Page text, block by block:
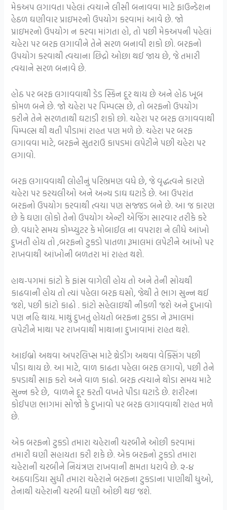
મેકઅપ લગાવતા પહેલાં ત્વચાને લીસી બનાવવા માટે ફાઉન્ડેશન
હેઠળ ઘણીવાર પ્રાઇમરનો ઉપયોગ કરવામાં આવે છે. જો
પ્રાઇમરનો ઉપયોગ ન કરવા માંગતા હો, તો પછી મેકઅપની પહેલાં
ચહેરા પર બરફ લગાવીને તેને સરળ બનાવી શકો છો. બરફનો
ઉપયોગ કરવાથી ત્વચાના છિદ્રો ઓછા થઈ જાય છે, જે તમારી
ત્વચાને સરળ બનાવે છે.
હોઠ પર બરફ લગાવવાથી ડેડ સ્કિન દૂર થાય છે અને હોઠ ખૂબ
કોમળ બને છે. જો ચહેરા પર પિમ્પલ્સ છે, તો બરફનો ઉપયોગ
કરીને તેને સરળતાથી ઘટાડી શકો છો. ચહેરા પર બરફ લગાવવાથી
પિમ્પલ્સ થી થતી પીડામાં રાહત પણ મળે છે. ચહેરા પર બરફ
લગાવવા માટે, બરફને સુતરાઉ કાપડમાં લપેટીને પછી ચહેરા પર
લગાવો.
બરફ લગાવવાથી લોહીનું પરિભ્રમણ વધે છે, જે વૃદ્ધત્વને કારણે
ચહેરા પર કરચલીઓ અને અન્ય ડાઘ ઘટાડે છે. આ ઉપરાંત
બરફનો ઉપયોગ કરવાથી ત્વચા પણ સજ્જડ બને છે. આ જ કારણ
છે કે ઘણા લોકો તેનો ઉપયોગ એન્ટી એજિંગ સારવાર તરીકે કરે
છે. વધારે સમય કોમ્પ્યુટર કે મોબાઈલ ના વપરાશ ને લીધે આંખો
દુખતી હોય તો ,બરફનો ટુકડો પાતળા રૂમાલમાં લપેટીને આંખો પર
રાખવાથી આંખોની બળતરા માં રાહત થશે.
હાથ-પગમાં કાંટો કે ફાંસ વાગેલી હોય તો અને તેની સોયથી
કાઢવાની હોય તો ત્યાં પહેલા બરફ ઘસો, જેથી તે ભાગ સુન્ન થઈ
જશે, પછી કાંટો કાઢો . કાંટો સહેલાઇથી નીકળી જશે અને દુખાવો
પણ નહિ થાય. માથું દુખતું હોયતો બરફના ટુકડા ને રૂમાલમાં
લપેટીને માથા પર રાખવાથી માથાના દુખાવામાં રાહત થશે.
આઈબ્રો અથવા અપરલિપ્સ માટે થ્રેડીંગ અથવા વેક્સિંગ પછી
પીડા થાય છે. આ માટે, વાળ કાઢતા પહેલા બરફ લગાવો, પછી તેને
કપડાથી સાફ કરો અને વાળ કાઢો. બરફ ત્વચાને થોડા સમય માટે
સુન્ન કરે છે, વાળને દૂર કરતી વખતે પીડા ઘટાડે છે. શરીરના
કોઈપણ ભાગમાં સોજો કે દુખાવો પર બરફ લગાવવાથી રાહત મળે
છે.
એક બરફનો ટુકડો તમારા ચહેરાની ચરબીને ઓછી કરવામાં
તમારી ઘણી સહાયતા કરી શકે છે. એક બરફનો ટુકડો તમારા
ચહેરાની ચરબીને નિયંત્રણ રાખવાની ક્ષમતા ધરાવે છે. ૨-૪
અઠવાડિયા સુધી તમારા ચહેરાને બરફના ટુકડાના પાણીથી ધુઓ,
તેનાથી ચહેરાની ચરબી ઘણી ઓછી થઇ જશે.